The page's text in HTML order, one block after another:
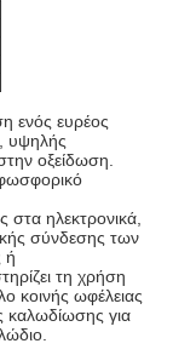
ενός ευρέος
υψηλής
οξείδωση.
στα ηλεκτρονικά,
σύνδεσης των
ή
τη χρήση
κοινής ωφέλειας
καλωδίωσης για